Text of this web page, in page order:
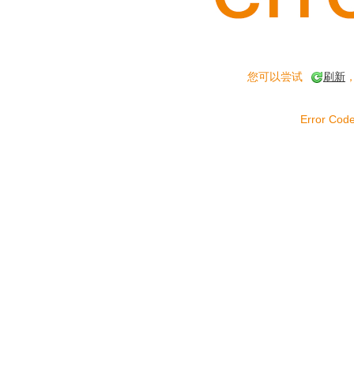
您可以尝试 刷新
Error